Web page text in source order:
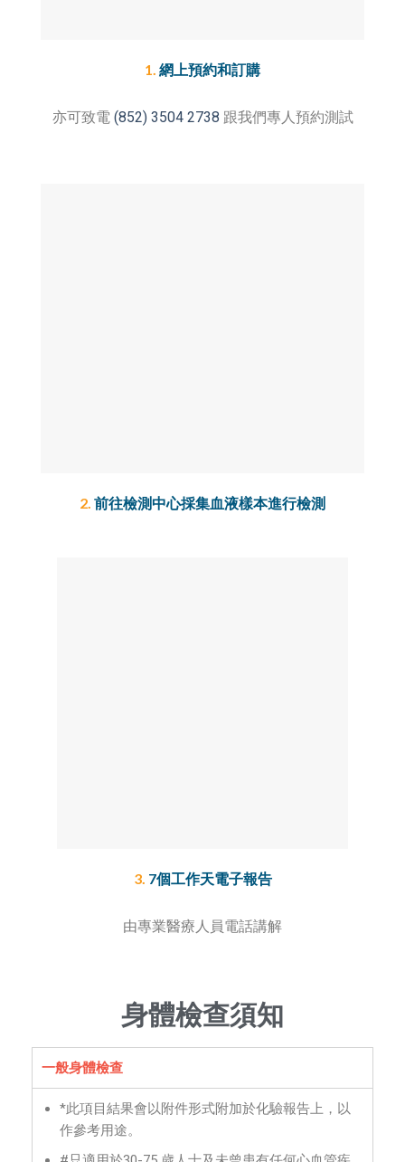
1. 網上預約和訂購
亦可致電 (852) 3504 2738 跟我們專人預約測試
2. 前往檢測中心採集血液樣本進行檢測
3. 7個工作天電子報告
由專業醫療人員電話講解
身體檢查須知
一般身體檢查
*此項目結果會以附件形式附加於化驗報告上，以
作參考用途。